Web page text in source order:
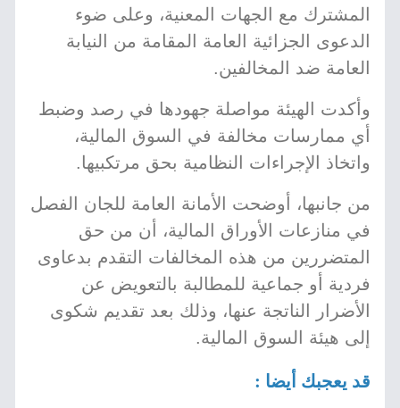
المشترك مع الجهات المعنية، وعلى ضوء
الدعوى الجزائية العامة المقامة من النيابة
العامة ضد المخالفين.
وأكدت الهيئة مواصلة جهودها في رصد وضبط
أي ممارسات مخالفة في السوق المالية،
واتخاذ الإجراءات النظامية بحق مرتكبيها.
من جانبها، أوضحت الأمانة العامة للجان الفصل
في منازعات الأوراق المالية، أن من حق
المتضررين من هذه المخالفات التقدم بدعاوى
فردية أو جماعية للمطالبة بالتعويض عن
الأضرار الناتجة عنها، وذلك بعد تقديم شكوى
إلى هيئة السوق المالية.
قد يعجبك أيضا :